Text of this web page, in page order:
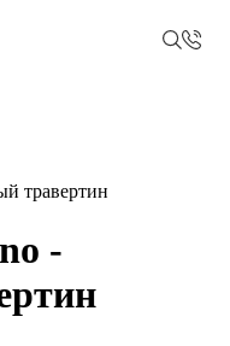
травертин
-